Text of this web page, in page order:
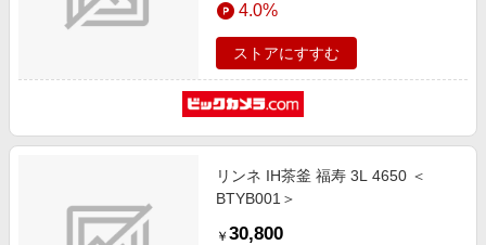
4.0%
ストアにすすむ
リンネ IH茶釜 福寿 3L 4650 ＜
BTYB001＞
￥ 30,800